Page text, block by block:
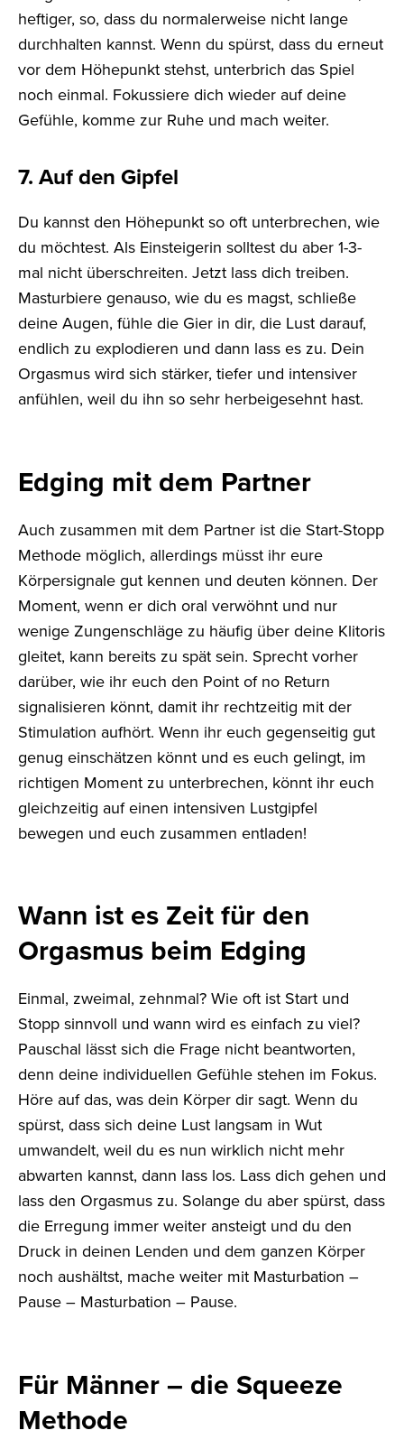
heftiger, so, dass du normalerweise nicht lange
durchhalten kannst. Wenn du spürst, dass du erneut
vor dem Höhepunkt stehst, unterbrich das Spiel
noch einmal. Fokussiere dich wieder auf deine
Gefühle, komme zur Ruhe und mach weiter.
7. Auf den Gipfel
Du kannst den Höhepunkt so oft unterbrechen, wie
du möchtest. Als Einsteigerin solltest du aber 1-3-
mal nicht überschreiten. Jetzt lass dich treiben.
Masturbiere genauso, wie du es magst, schließe
deine Augen, fühle die Gier in dir, die Lust darauf,
endlich zu explodieren und dann lass es zu. Dein
Orgasmus wird sich stärker, tiefer und intensiver
anfühlen, weil du ihn so sehr herbeigesehnt hast.
Edging mit dem Partner
Auch zusammen mit dem Partner ist die Start-Stopp
Methode möglich, allerdings müsst ihr eure
Körpersignale gut kennen und deuten können. Der
Moment, wenn er dich oral verwöhnt und nur
wenige Zungenschläge zu häufig über deine Klitoris
gleitet, kann bereits zu spät sein. Sprecht vorher
darüber, wie ihr euch den Point of no Return
signalisieren könnt, damit ihr rechtzeitig mit der
Stimulation aufhört. Wenn ihr euch gegenseitig gut
genug einschätzen könnt und es euch gelingt, im
richtigen Moment zu unterbrechen, könnt ihr euch
gleichzeitig auf einen intensiven Lustgipfel
bewegen und euch zusammen entladen!
Wann ist es Zeit für den
Orgasmus beim Edging
Einmal, zweimal, zehnmal? Wie oft ist Start und
Stopp sinnvoll und wann wird es einfach zu viel?
Pauschal lässt sich die Frage nicht beantworten,
denn deine individuellen Gefühle stehen im Fokus.
Höre auf das, was dein Körper dir sagt. Wenn du
spürst, dass sich deine Lust langsam in Wut
umwandelt, weil du es nun wirklich nicht mehr
abwarten kannst, dann lass los. Lass dich gehen und
lass den Orgasmus zu. Solange du aber spürst, dass
die Erregung immer weiter ansteigt und du den
Druck in deinen Lenden und dem ganzen Körper
noch aushältst, mache weiter mit Masturbation –
Pause – Masturbation – Pause.
Für Männer – die Squeeze
Methode